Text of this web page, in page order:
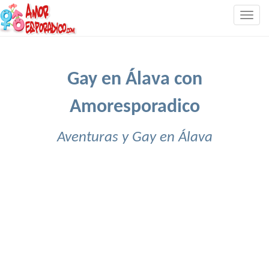
Gay en Álava con
Amoresporadico
Aventuras y Gay en Álava